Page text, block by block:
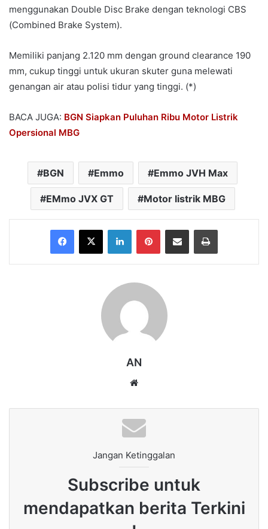
menggunakan Double Disc Brake dengan teknologi CBS
(Combined Brake System).
Memiliki panjang 2.120 mm dengan ground clearance 190
mm, cukup tinggi untuk ukuran skuter guna melewati
genangan air atau polisi tidur yang tinggi. (*)
BACA JUGA: BGN Siapkan Puluhan Ribu Motor Listrik
Opersional MBG
BGN Emmo Emmo JVH Max
EMmo JVX GT Motor listrik MBG
Facebook
X LinkedInPinterestShare via Email Print
AN
Jangan Ketinggalan
Subscribe untuk
mendapatkan berita Terkini